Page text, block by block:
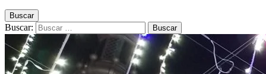
Buscar
Buscar: